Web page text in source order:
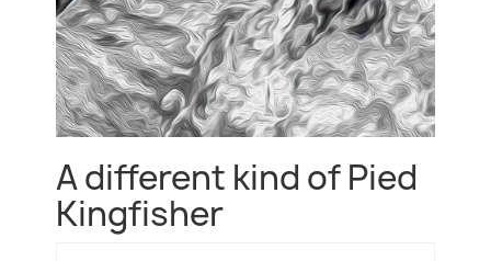
A different kind of Pied
Kingfisher